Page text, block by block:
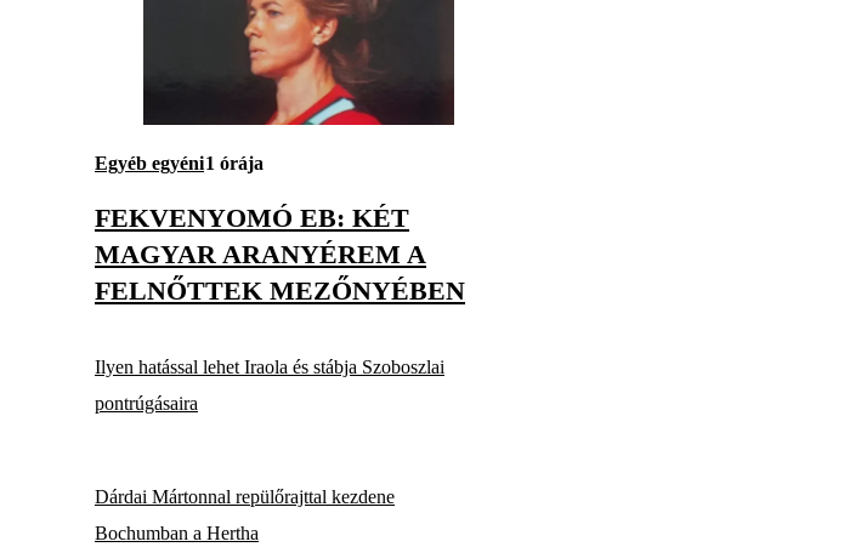
Egyéb egyéni1 órája
FEKVENYOMÓ EB: KÉT
MAGYAR ARANYÉREM A
FELNŐTTEK MEZŐNYÉBEN
Ilyen hatással lehet Iraola és stábja Szoboszlai
pontrúgásaira
Dárdai Mártonnal repülőrajttal kezdene
Bochumban a Hertha